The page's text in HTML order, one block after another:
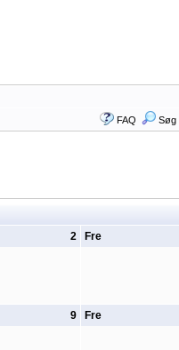
FAQ Søg
2 Fre
9 Fre